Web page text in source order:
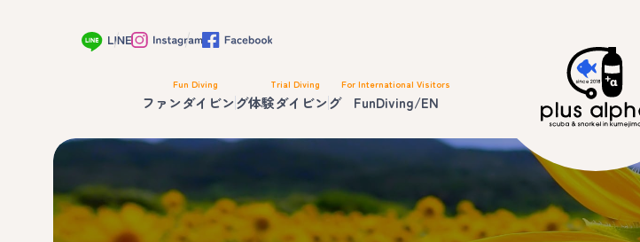
Fun Diving
ファンダイビング
Trial Diving
体験ダイビング
For International Visitors
FunDiving/EN